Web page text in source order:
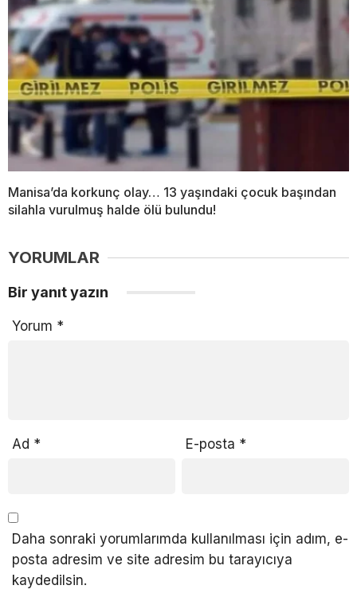
Manisa’da korkunç olay… 13 yaşındaki çocuk başından
silahla vurulmuş halde ölü bulundu!
YORUMLAR
Bir yanıt yazın
Yorum *
Ad * E-posta *
Daha sonraki yorumlarımda kullanılması için adım, e-
posta adresim ve site adresim bu tarayıcıya
kaydedilsin.